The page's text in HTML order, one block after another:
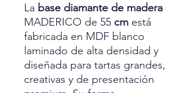
La base diamante de madera
MADERICO de 55 cm está
fabricada en MDF blanco
laminado de alta densidad y
diseñada para tartas grandes,
creativas y de presentación